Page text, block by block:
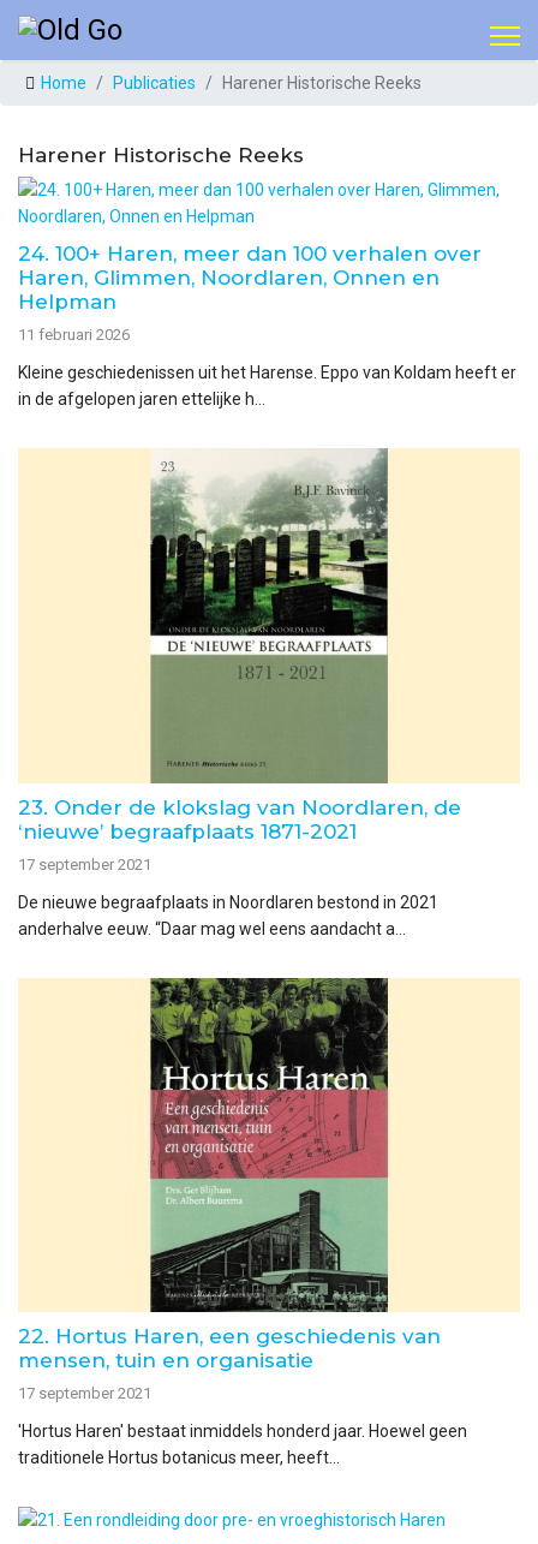
Home Publicaties Harener Historische Reeks
Harener Historische Reeks
24. 100+ Haren, meer dan 100 verhalen over
Haren, Glimmen, Noordlaren, Onnen en
Helpman
11 februari 2026
Kleine geschiedenissen uit het Harense. Eppo van Koldam heeft er
in de afgelopen jaren ettelijke h...
23. Onder de klokslag van Noordlaren, de
‘nieuwe’ begraafplaats 1871-2021
17 september 2021
De nieuwe begraafplaats in Noordlaren bestond in 2021
anderhalve eeuw. “Daar mag wel eens aandacht a...
22. Hortus Haren, een geschiedenis van
mensen, tuin en organisatie
17 september 2021
'Hortus Haren' bestaat inmiddels honderd jaar. Hoewel geen
traditionele Hortus botanicus meer, heeft...